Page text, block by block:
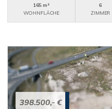
165 m²
WOHNFLÄCHE
6
ZIMMER
398.500,- €